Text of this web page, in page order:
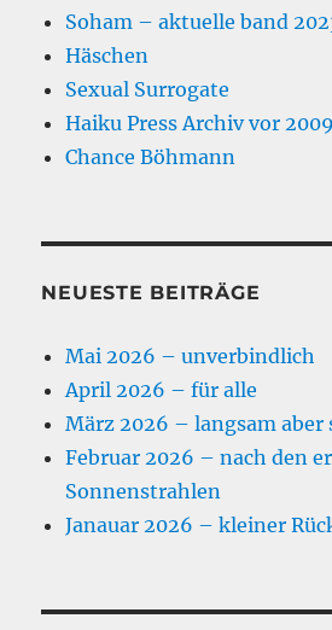
Soham – aktuelle band
Häschen
Sexual Surrogate
Haiku Press Archiv vor 2009
Chance Böhmann
NEUESTE BEITRÄGE
Mai 2026 – unverbindlich
April 2026 – für alle
März 2026 – langsam aber
Februar 2026 – nach den
Sonnenstrahlen
Janauar 2026 – kleiner